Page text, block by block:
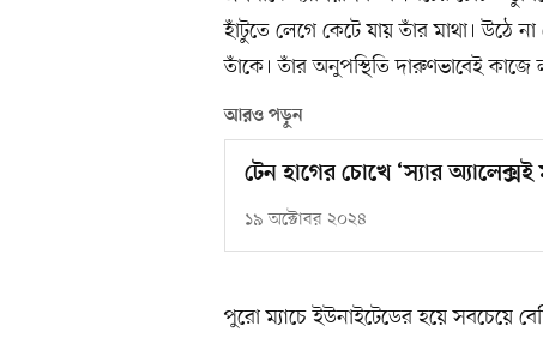
হাঁটুতে লেগে কেটে যায় তাঁর মাথা। উঠে
তাঁকে। তাঁর অনুপস্থিতি দারুণভাবেই কাজে
আরও পড়ুন
টেন হাগের চোখে ‘স্যার অ্যালেক্সই
১৯ অক্টোবর ২০২৪
পুরো ম্যাচে ইউনাইটেডের হয়ে সবচেয়ে